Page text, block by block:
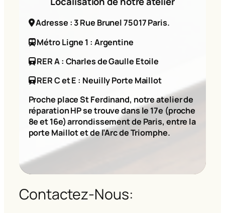
Adresse : 3 Rue Brunel 75017 Paris.
Métro Ligne 1 : Argentine
RER A : Charles de Gaulle Etoile
RER C et E : Neuilly Porte Maillot
Proche place St Ferdinand, notre atelier de
réparation HP se trouve dans le 17e (proche
8e et 16e) arrondissement de Paris, entre la
porte Maillot et de l’Arc de Triomphe.
Contactez-Nous: